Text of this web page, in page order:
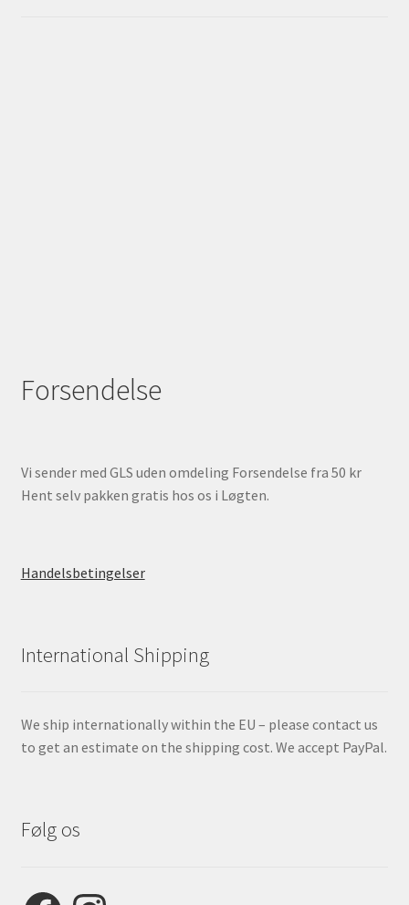
Forsendelse
Vi sender med GLS uden omdeling Forsendelse fra 50 kr
Hent selv pakken gratis hos os i Løgten.
Handelsbetingelser
International Shipping
We ship internationally within the EU – please contact us
to get an estimate on the shipping cost. We accept PayPal.
Følg os
FacebookInstagram